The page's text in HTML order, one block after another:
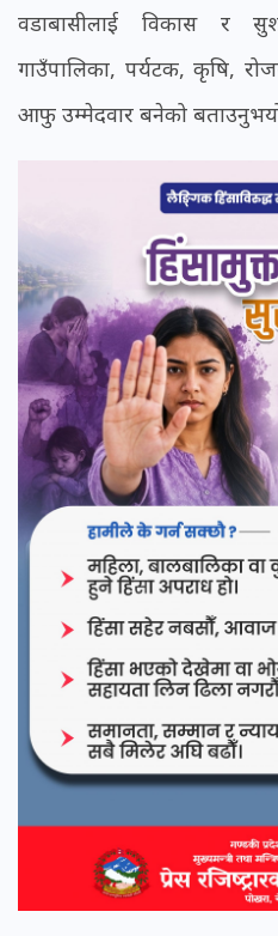
वडाबासीलाई विकास र
गाउँपालिका, पर्यटक, कृषि,
आफु उम्मेदवार बनेको